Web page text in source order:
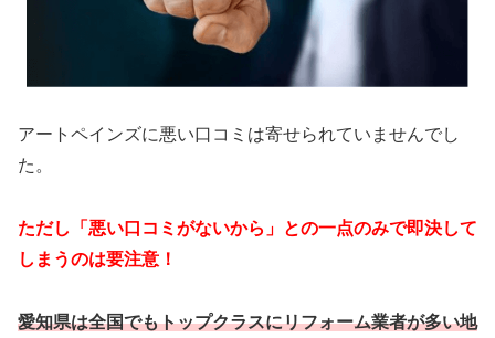
アートペインズに悪い口コミは寄せられていませんでし
た。
ただし「悪い口コミがないから」との一点のみで即決して
しまうのは要注意！
愛知県は全国でもトップクラスにリフォーム業者が多い地